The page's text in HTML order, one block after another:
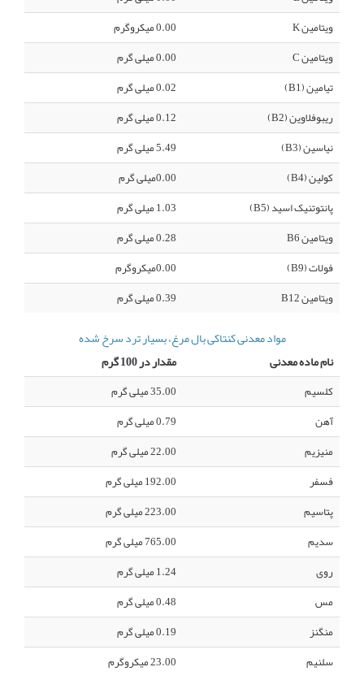
ویتامین K
0.00 میکروگرم
ویتامین C
0.00 میلی گرم
تیامین (B1)
0.02 میلی گرم
ریبوفلاوین (B2)
0.12 میلی گرم
نیاسین (B3)
5.49 میلی گرم
کولین (B4)
0.00میلی گرم
پانتوتنیک اسید (B5)
1.03 میلی گرم
ویتامین B6
0.28 میلی گرم
فولات (B9)
0.00میکروگرم
ویتامین B12
0.39 میلی گرم
مواد معدنی کنتاکی بال مرغ، بسیار ترد سرخ شده
نام ماده معدنی
مقدار در 100 گرم
کلسیم
35.00 میلی گرم
آهن
0.79 میلی گرم
منیزیم
22.00 میلی گرم
فسفر
192.00 میلی گرم
پتاسیم
223.00 میلی گرم
سدیم
765.00 میلی گرم
روی
1.24 میلی گرم
مس
0.48 میلی گرم
منگنز
0.19 میلی گرم
سلنیم
23.00 میکروگرم